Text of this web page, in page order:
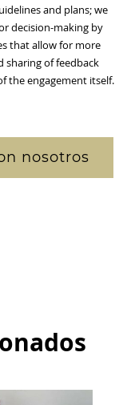
and plans; we
decision-making by
that allow for more
sharing of feedback
the engagement itself.
nosotros